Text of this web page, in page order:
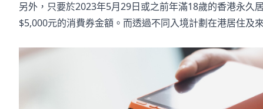
另外，只要於2023年5月29日或之前年滿18歲的香港永久
$5,000元的消費券金額。而透過不同入境計劃在港居住及